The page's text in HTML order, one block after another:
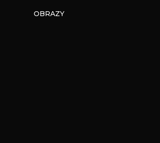
OBRAZY